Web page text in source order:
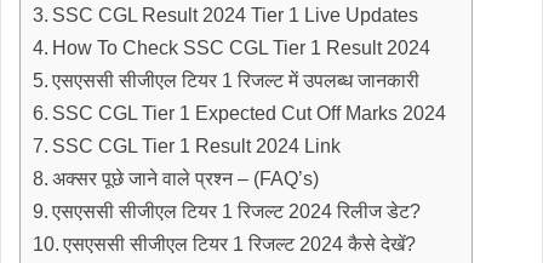
SSC CGL Result 2024 Tier 1 Live Updates
How To Check SSC CGL Tier 1 Result 2024
एसएससी सीजीएल टियर 1 रिजल्ट में उपलब्ध जानकारी
SSC CGL Tier 1 Expected Cut Off Marks 2024
SSC CGL Tier 1 Result 2024 Link
अक्सर पूछे जाने वाले प्रश्न – (FAQ’s)
एसएससी सीजीएल टियर 1 रिजल्ट 2024 रिलीज डेट?
एसएससी सीजीएल टियर 1 रिजल्ट 2024 कैसे देखें?